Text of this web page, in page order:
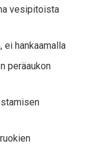
vesipitoista
ei hankaamalla
peräaukon